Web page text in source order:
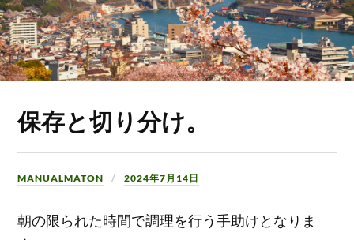
保存と切り分け。
MANUALMATON 2024年7月14日
朝の限られた時間で調理を行う手助けとなりま